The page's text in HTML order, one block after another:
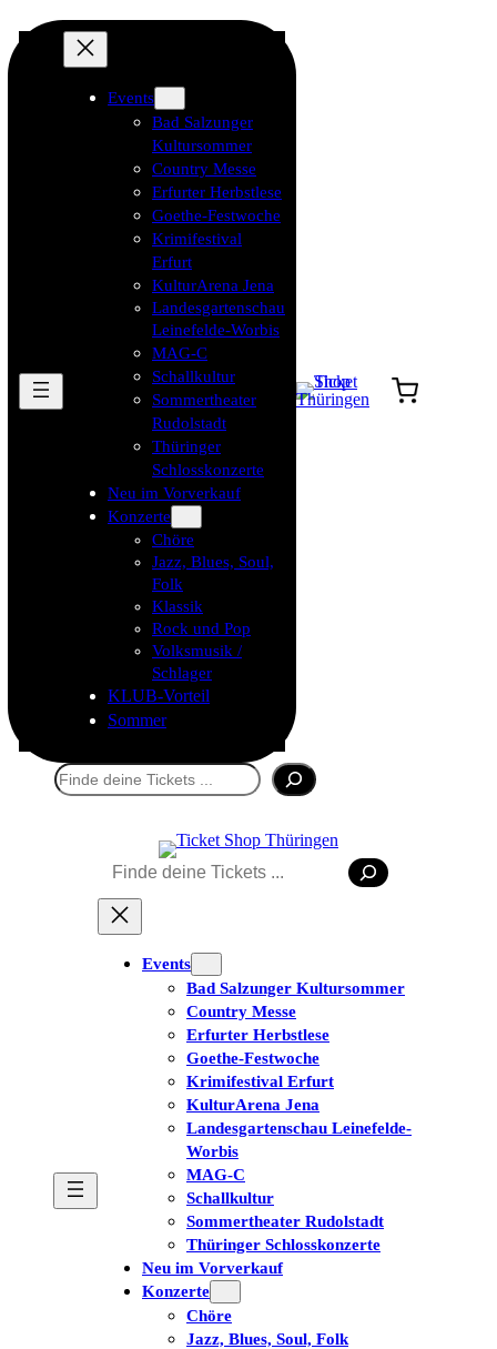
Events
Bad Salzunger
Kultursommer
Country Messe
Erfurter Herbstlese
Goethe-Festwoche
Krimifestival
Erfurt
KulturArena Jena
Landesgartenschau
Leinefelde-Worbis
MAG-C
Schallkultur
Sommertheater
Rudolstadt
Thüringer
Schlosskonzerte
Neu im Vorverkauf
Konzerte
Chöre
Jazz, Blues, Soul,
Folk
Klassik
Rock und Pop
Volksmusik /
Schlager
KLUB-Vorteil
Sommer
Suchen
Suchen
Events
Bad Salzunger Kultursommer
Country Messe
Erfurter Herbstlese
Goethe-Festwoche
Krimifestival Erfurt
KulturArena Jena
Landesgartenschau Leinefelde-
Worbis
MAG-C
Schallkultur
Sommertheater Rudolstadt
Thüringer Schlosskonzerte
Neu im Vorverkauf
Konzerte
Chöre
Jazz, Blues, Soul, Folk
Tickets kaufen